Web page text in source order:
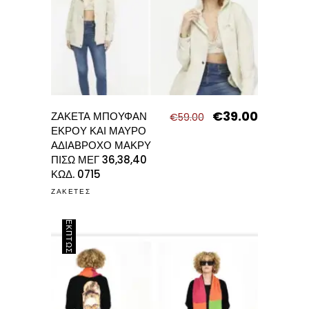
ΖΑΚΕΤΑ ΜΠΟΥΦΑΝ
ΕΚΡΟΥ ΚΑΙ ΜΑΥΡΟ
ΑΔΙΑΒΡΟΧΟ ΜΑΚΡΥ
ΠΙΣΩ ΜΕΓ 36,38,40
ΚΩΔ. 0715
€59.00
Original
€39.00Η
ΖΑΚΕΤΕΣ
ΈΚΠΤΩΣΗ